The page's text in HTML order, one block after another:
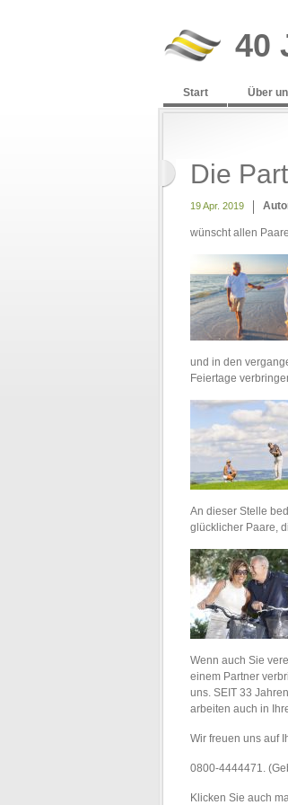
40
Start Über
Die
19 Apr. 2019
wünscht allen
und in den
Feiertage
An dieser Stelle
glücklicher Paare,
Wenn auch Sie
einem Partner
uns. SEIT 33
arbeiten auch in
Wir freuen uns auf
0800-4444471.
Klicken Sie auch